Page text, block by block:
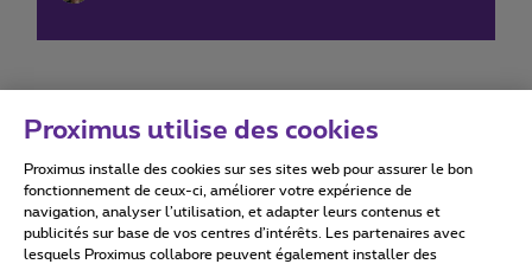
Conditions d'utilisation Accessibility statement
Proximus utilise des cookies
Proximus installe des cookies sur ses sites web pour assurer le bon
fonctionnement de ceux-ci, améliorer votre expérience de
navigation, analyser l’utilisation, et adapter leurs contenus et
publicités sur base de vos centres d’intérêts. Les partenaires avec
lesquels Proximus collabore peuvent également installer des